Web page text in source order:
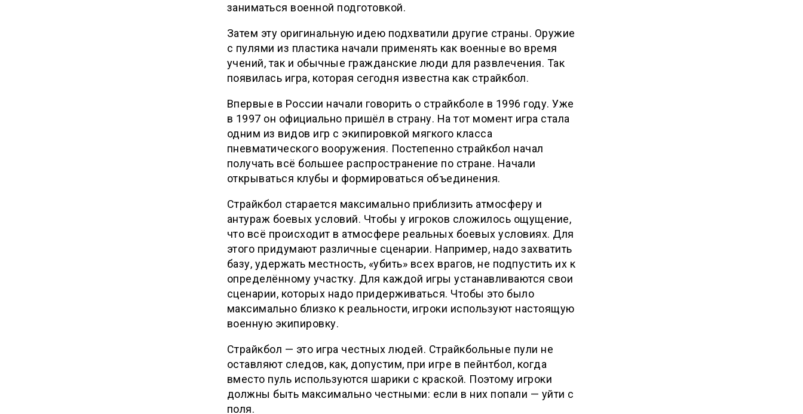
заниматься военной подготовкой.
Затем эту оригинальную идею подхватили другие страны. Оружие
с пулями из пластика начали применять как военные во время
учений, так и обычные гражданские люди для развлечения. Так
появилась игра, которая сегодня известна как страйкбол.
Впервые в России начали говорить о страйкболе в 1996 году. Уже
в 1997 он официально пришёл в страну. На тот момент игра стала
одним из видов игр с экипировкой мягкого класса
пневматического вооружения. Постепенно страйкбол начал
получать всё большее распространение по стране. Начали
открываться клубы и формироваться объединения.
Страйкбол старается максимально приблизить атмосферу и
антураж боевых условий. Чтобы у игроков сложилось ощущение,
что всё происходит в атмосфере реальных боевых условиях. Для
этого придумают различные сценарии. Например, надо захватить
базу, удержать местность, «убить» всех врагов, не подпустить их к
определённому участку. Для каждой игры устанавливаются свои
сценарии, которых надо придерживаться. Чтобы это было
максимально близко к реальности, игроки используют настоящую
военную экипировку.
Страйкбол — это игра честных людей. Страйкбольные пули не
оставляют следов, как, допустим, при игре в пейнтбол, когда
вместо пуль используются шарики с краской. Поэтому игроки
должны быть максимально честными: если в них попали — уйти с
поля.